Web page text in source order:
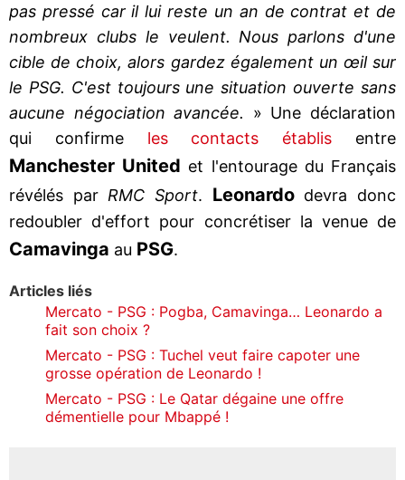
pas pressé car il lui reste un an de contrat et de
nombreux clubs le veulent. Nous parlons d'une
cible de choix, alors gardez également un œil sur
le PSG. C'est toujours une situation ouverte sans
aucune négociation avancée.
» Une déclaration
qui confirme les contacts établis entre
Manchester United et l'entourage du Français
révélés par RMC Sport. Leonardodevra donc
redoubler d'effort pour concrétiser la venue de
Camavinga au PSG.
Articles liés
Mercato - PSG : Pogba, Camavinga… Leonardo a
fait son choix ?
Mercato - PSG : Tuchel veut faire capoter une
grosse opération de Leonardo !
Mercato - PSG : Le Qatar dégaine une offre
démentielle pour Mbappé !